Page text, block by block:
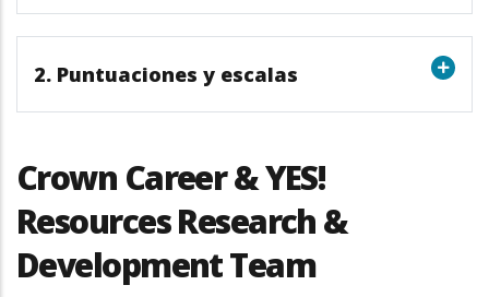
2. Puntuaciones y escalas
Crown Career & YES!
Resources Research &
Development Team